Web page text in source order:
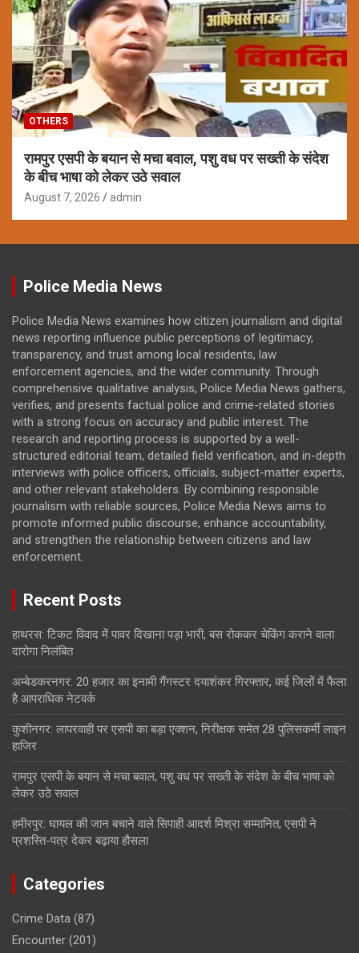
OTHERS
रामपुर एसपी के बयान से मचा बवाल, पशु वध पर सख्ती के संदेश
के बीच भाषा को लेकर उठे सवाल
August 7, 2026 admin
Police Media News
Police Media News examines how citizen journalism and digital
news reporting influence public perceptions of legitimacy,
transparency, and trust among local residents, law
enforcement agencies, and the wider community. Through
comprehensive qualitative analysis, Police Media News gathers,
verifies, and presents factual police and crime-related stories
with a strong focus on accuracy and public interest. The
research and reporting process is supported by a well-
structured editorial team, detailed field verification, and in-depth
interviews with police officers, officials, subject-matter experts,
and other relevant stakeholders. By combining responsible
journalism with reliable sources, Police Media News aims to
promote informed public discourse, enhance accountability,
and strengthen the relationship between citizens and law
enforcement.
Recent Posts
हाथरस: टिकट विवाद में पावर दिखाना पड़ा भारी, बस रोककर चेकिंग कराने वाला
दारोगा निलंबित
अम्बेडकरनगर: 20 हजार का इनामी गैंगस्टर दयाशंकर गिरफ्तार, कई जिलों में फैला
है आपराधिक नेटवर्क
कुशीनगर: लापरवाही पर एसपी का बड़ा एक्शन, निरीक्षक समेत 28 पुलिसकर्मी लाइन
हाजिर
रामपुर एसपी के बयान से मचा बवाल, पशु वध पर सख्ती के संदेश के बीच भाषा को
लेकर उठे सवाल
हमीरपुर: घायल की जान बचाने वाले सिपाही आदर्श मिश्रा सम्मानित, एसपी ने
प्रशस्ति-पत्र देकर बढ़ाया हौसला
Categories
Crime Data (87)
Encounter (201)